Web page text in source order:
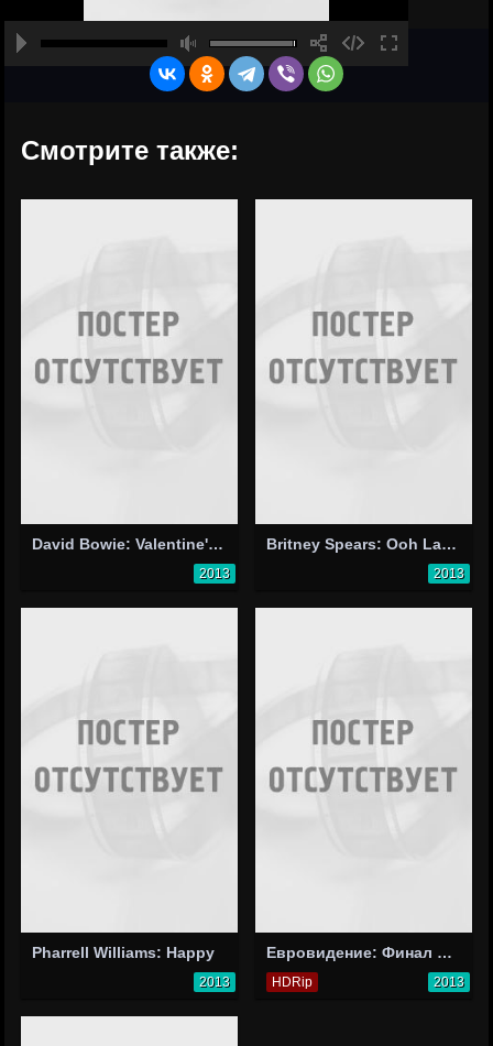
Смотрите также:
David Bowie: Valentine's Day
2013
Britney Spears: Ooh La La
2013
Pharrell Williams: Happy
2013
Евровидение: Финал 2013
HDRip 2013